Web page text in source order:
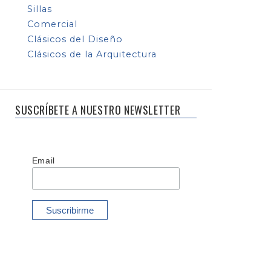
Sillas
Comercial
Clásicos del Diseño
Clásicos de la Arquitectura
SUSCRÍBETE A NUESTRO NEWSLETTER
Email